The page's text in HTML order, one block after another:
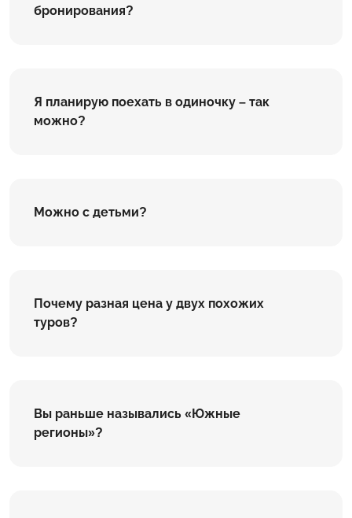
бронирования?
Я планирую поехать в одиночку – так
можно?
Можно с детьми?
Почему разная цена у двух похожих
туров?
Вы раньше назывались «Южные
регионы»?